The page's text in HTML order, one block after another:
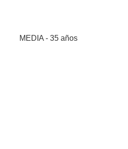
MEDIA - 35 años